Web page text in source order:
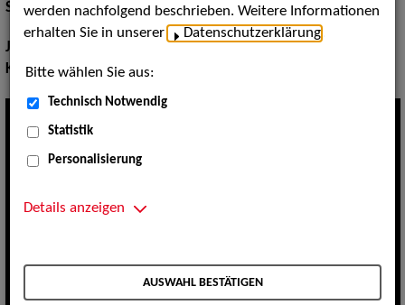
Schauspiel:Figur / Puppe / Objekt
Jahrgang:
Körpergröße:173 cm
werden nachfolgend beschrieben. Weitere Informationen
erhalten Sie in unserer
Datenschutzerklärung
Bitte wählen Sie aus:
Technisch Notwendig
Statistik
Personalisierung
Details anzeigen
AUSWAHL BESTÄTIGEN